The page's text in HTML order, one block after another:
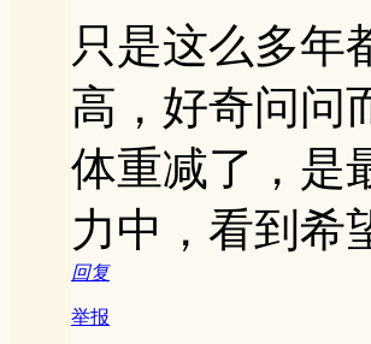
只是这么多年
高，好奇问问
体重减了，是
力中，看到希
回复
举报